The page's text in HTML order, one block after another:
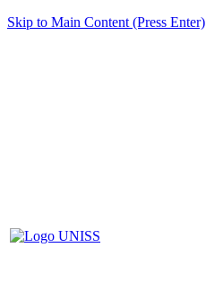
Skip to Main Content (Press Enter)